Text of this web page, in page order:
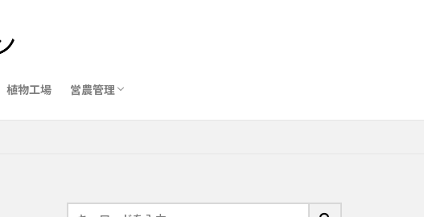
植物工場 営農管理
圃場管理アプリおすすめ10選
農業用トイレ比較
バイオスティミュラント完全ガイド